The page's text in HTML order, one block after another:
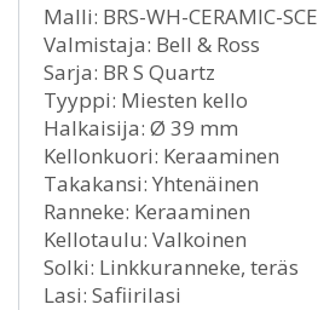
Malli: BRS-WH-CERAMIC-SCE
Valmistaja: Bell & Ross
Sarja: BR S Quartz
Tyyppi: Miesten kello
Halkaisija: Ø 39 mm
Kellonkuori: Keraaminen
Takakansi: Yhtenäinen
Ranneke: Keraaminen
Kellotaulu: Valkoinen
Solki: Linkkuranneke, teräs
Lasi: Safiirilasi